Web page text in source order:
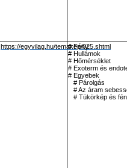
https://egyvilag.hu/temakep/025.shtml
# Fény
# Hullámok
# Hőmérséklet
# Exoterm és
# Egyebek
# Párolgás
# Az áram
# Tükörkép és